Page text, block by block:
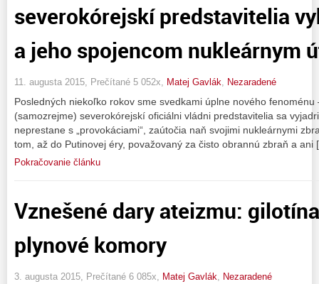
severokórejskí predstavitelia
a jeho spojencom nukleárnym
11. augusta 2015, Prečítané 5 052x, Matej Gavlák, Nezaradené
Posledných niekoľko rokov sme svedkami úplne nového
(samozrejme) severokórejskí oficiálni vládni predstavitelia sa
neprestane s „provokáciami“, zaútočia naň svojimi nukleárnymi
tom, až do Putinovej éry, považovaný za čisto obrannú zbraň a
Pokračovanie článku
Vznešené dary ateizmu:
plynové komory
3. augusta 2015, Prečítané 6 085x, Matej Gavlák, Nezaradené